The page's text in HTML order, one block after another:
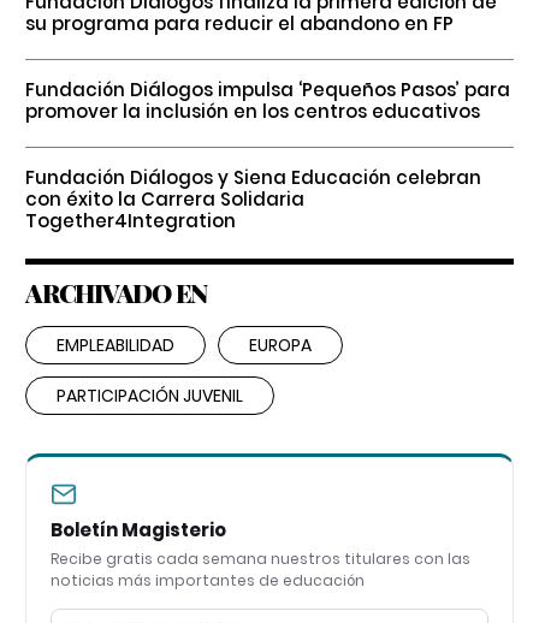
su programa para reducir el abandono en FP
Fundación Diálogos impulsa ‘Pequeños Pasos’ para
promover la inclusión en los centros educativos
Fundación Diálogos y Siena Educación celebran
con éxito la Carrera Solidaria
Together4Integration
ARCHIVADO EN
EMPLEABILIDAD EUROPA
PARTICIPACIÓN JUVENIL
Boletín Magisterio
Recibe gratis cada semana nuestros titulares con las
noticias más importantes de educación